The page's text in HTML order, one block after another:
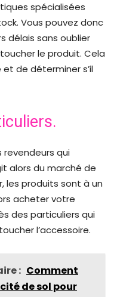
spécialisées
Vous pouvez donc
délais sans oublier
le produit. Cela
de déterminer s’il
qui
alors du marché de
les produits sont à un
acheter votre
des particuliers qui
l’accessoire.
: Comment
de sol pour